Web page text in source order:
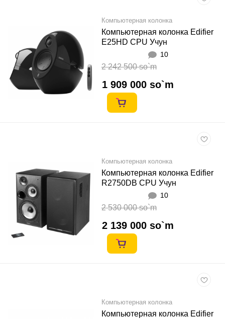
Компьютерная колонка
Компьютерная колонка Edifier
E25HD CPU Учун
10
2 242 500 so`m
1 909 000 so`m
Компьютерная колонка
Компьютерная колонка Edifier
R2750DB CPU Учун
10
2 530 000 so`m
2 139 000 so`m
Компьютерная колонка
Компьютерная колонка Edifier